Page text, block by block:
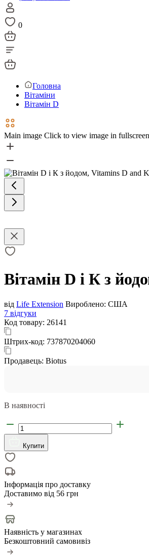
0
Головна
Вітаміни
Вітамін D
Main image Click to view image in fullscreen
Вітамін D і К з
від Life Extension Вироблено: США
7 відгуки
Код товару: 26141
Штрих-код: 737870204060
Продавець: Biotus
В наявності
Купити
Інформація про доставку
Доставимо від 56 грн
Наявність у магазинах
Безкоштовний самовивіз